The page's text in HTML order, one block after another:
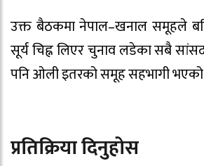
उक्त बैठकमा नेपाल–खनाल समूहले
सूर्य चिह्न लिएर चुनाव लडेका सबै
पनि ओली इतरको समूह सहभागी
प्रतिक्रिया दिनुहोस